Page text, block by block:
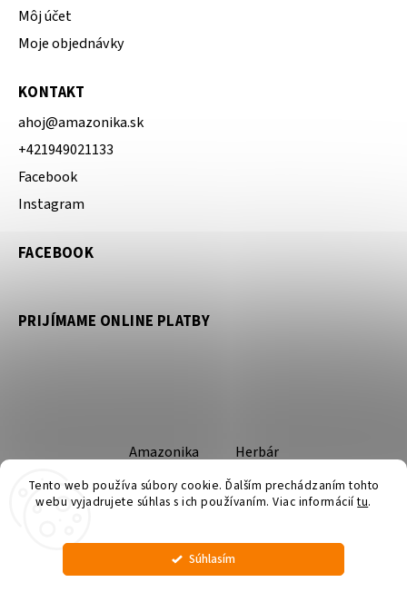
Tento web používa súbory cookie. Ďalším prechádzaním tohto
webu vyjadrujete súhlas s ich používaním. Viac informáciítu.
Súhlasím
Môj účet
Moje objednávky
KONTAKT
ahoj@amazonika.sk
+421949021133
Facebook
Instagram
FACEBOOK
PRIJÍMAME ONLINE PLATBY
Amazonika Herbár
Amazonika. Všetky práva vyhradené.
Upraviť nastavenie cookies